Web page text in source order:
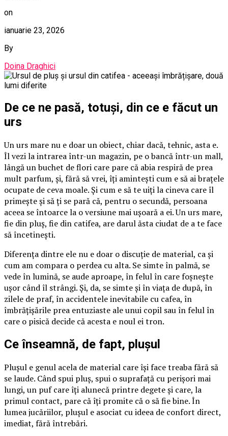
on
ianuarie 23, 2026
By
Doina Draghici
De ce ne pasă, totuși, din ce e făcut un
urs
Un urs mare nu e doar un obiect, chiar dacă, tehnic, asta e.
Îl vezi la intrarea într-un magazin, pe o bancă într-un mall,
lângă un buchet de flori care pare că abia respiră de prea
mult parfum, și, fără să vrei, îți amintești cum e să ai brațele
ocupate de ceva moale. Și cum e să te uiți la cineva care îl
primește și să ți se pară că, pentru o secundă, persoana
aceea se întoarce la o versiune mai ușoară a ei. Un urs mare,
fie din pluș, fie din catifea, are darul ăsta ciudat de a te face
să încetinești.
Diferența dintre ele nu e doar o discuție de material, ca și
cum am compara o perdea cu alta. Se simte în palmă, se
vede în lumină, se aude aproape, în felul în care foșnește
ușor când îl strângi. Și, da, se simte și în viața de după, în
zilele de praf, în accidentele inevitabile cu cafea, în
îmbrățișările prea entuziaste ale unui copil sau în felul în
care o pisică decide că acesta e noul ei tron.
Ce înseamnă, de fapt, plușul
Plușul e genul acela de material care își face treaba fără să
se laude. Când spui pluș, spui o suprafață cu perișori mai
lungi, un puf care îți alunecă printre degete și care, la
primul contact, pare că îți promite că o să fie bine. În
lumea jucăriilor, plușul e asociat cu ideea de confort direct,
imediat, fără întrebări.